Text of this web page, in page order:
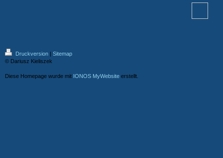
Druckversion | Sitemap
© Dariusz Kieliszek
Diese Homepage wurde mit IONOS MyWebsite erstellt.